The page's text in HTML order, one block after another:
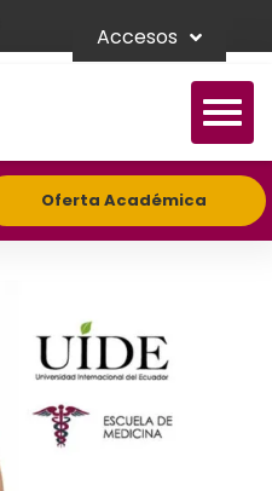
Accesos
Oferta Académica